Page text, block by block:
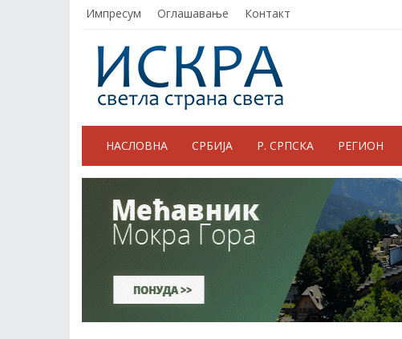
Импресум Оглашавање Контакт
НАСЛОВНА СРБИЈА Р. СРПСКА РЕГИОН